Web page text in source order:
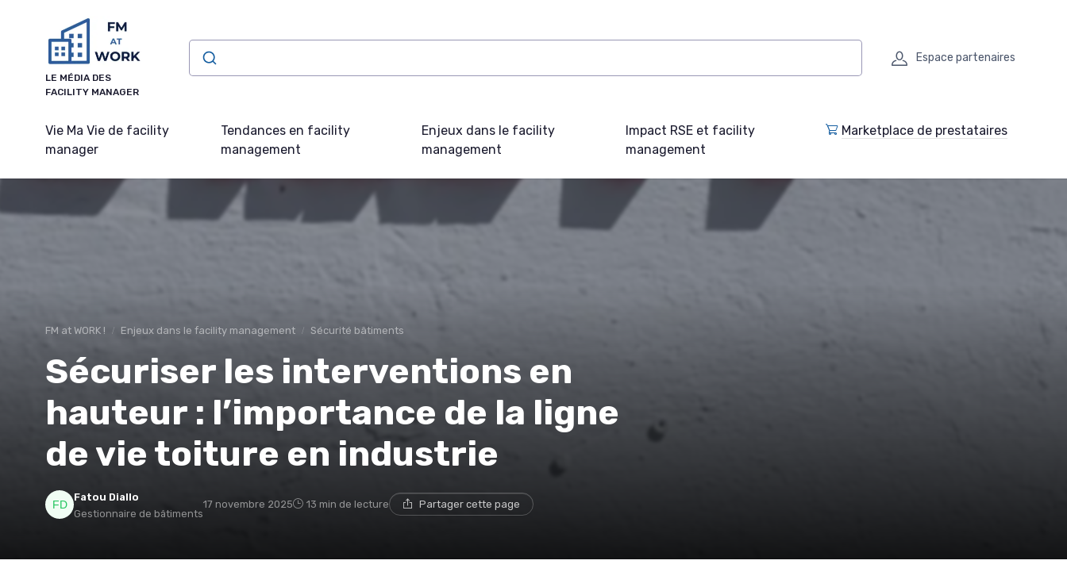
LE MÉDIA DES
FACILITY MANAGER
Espace partenaires
Vie Ma Vie de facility
manager
Tendances en facility
management
Enjeux dans le facility
management
Impact RSE et facility
management
Marketplace de prestataires
FM at WORK ! Enjeux dans le facility management Sécurité bâtiments
Sécuriser les interventions en
hauteur : l’importance de la ligne
de vie toiture en industrie
Fatou Diallo
Gestionnaire de bâtiments
17 novembre 2025 13 min de lecture Partager cette page